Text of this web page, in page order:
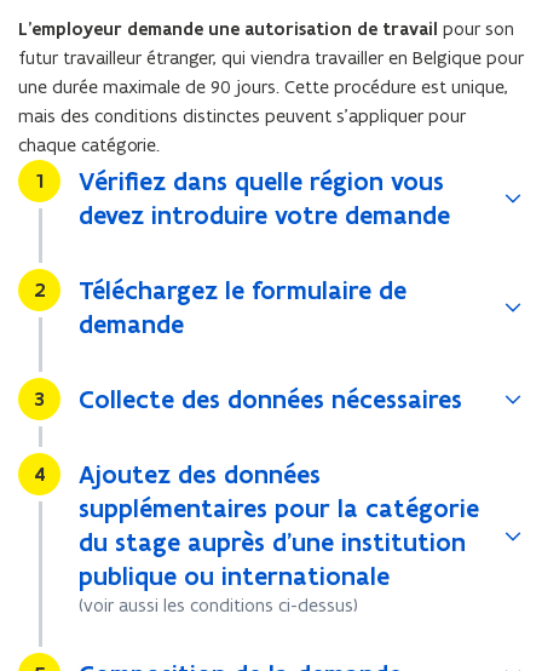
L’employeur demande une autorisation de travail pour son
futur travailleur étranger, qui viendra travailler en Belgique pour
une durée maximale de 90 jours. Cette procédure est unique,
mais des conditions distinctes peuvent s’appliquer pour
chaque catégorie.
Stap
1
Vérifiez dans quelle région vous
devez introduire votre demande
Stap
2
Téléchargez le formulaire de
demande
Stap
3 Collecte des données nécessaires
Stap
4
Ajoutez des données
supplémentaires pour la catégorie
du stage auprès d’une institution
publique ou internationale
(voir aussi les conditions ci-dessus)